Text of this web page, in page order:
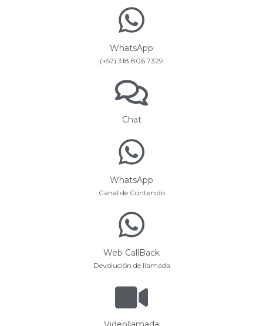
WhatsApp
(+57) 318 806 7329
Chat
WhatsApp
Canal de Contenido
Web CallBack
Devolución de llamada